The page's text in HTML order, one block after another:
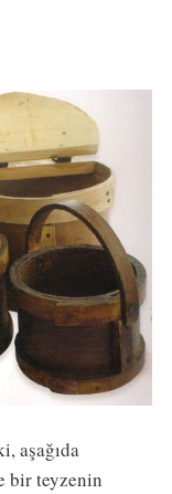
aşağıda
bir teyzenin